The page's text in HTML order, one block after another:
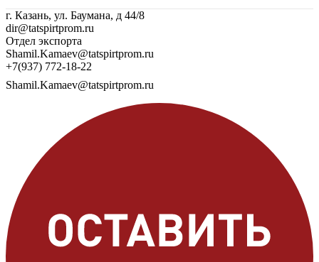
г. Казань, ул. Баумана, д 44/8
dir@tatspirtprom.ru
Отдел экспорта
Shamil.Kamaev@tatspirtprom.ru
+7(937) 772-18-22
Shamil.Kamaev@tatspirtprom.ru